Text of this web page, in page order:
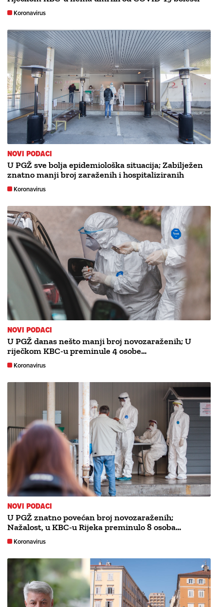
Koronavirus
NOVI PODACI
U PGŽ sve bolja epidemiološka situacija; Zabilježen
znatno manji broj zaraženih i hospitaliziranih
Koronavirus
NOVI PODACI
U PGŽ danas nešto manji broj novozaraženih; U
riječkom KBC-u preminule 4 osobe…
Koronavirus
NOVI PODACI
U PGŽ znatno povećan broj novozaraženih;
Nažalost, u KBC-u Rijeka preminulo 8 osoba…
Koronavirus